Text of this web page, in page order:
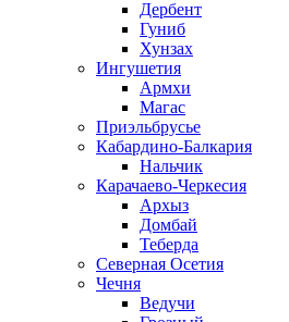
Дербент
Гуниб
Хунзах
Ингушетия
Армхи
Магас
Приэльбрусье
Кабардино-Балкария
Нальчик
Карачаево-Черкесия
Архыз
Домбай
Теберда
Северная Осетия
Чечня
Ведучи